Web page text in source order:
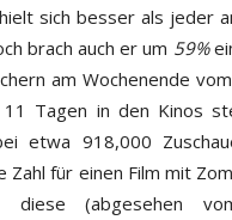
hielt sich besser als jeder
brach auch er um 59%
am Wochenende
11 Tagen in den Kinos
etwa 918,000
Zahl für einen Film mit
diese (abgesehen